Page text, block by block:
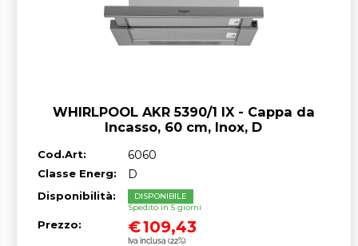
WHIRLPOOL AKR 5390/1 IX - Cappa da
Incasso, 60 cm, Inox, D
Cod.Art: 6060
Classe Energ: D
Disponibilità:
DISPONIBILE
Spedito in 5 giorni
Prezzo: €109,43
Iva inclusa (22%)